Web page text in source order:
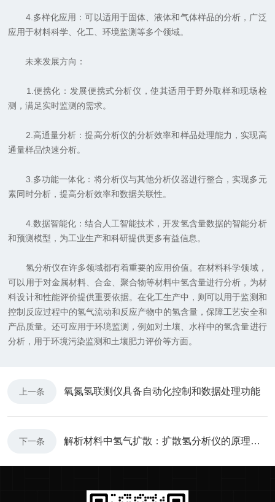
4.多样化应用：可以适用于固体、液体和气体样品的分析，广泛
应用于材料科学、化工、环境监测等多个领域。
未来发展方向：
1.便携化：发展便携式分析仪，使其适用于野外取样和现场检
测，满足实时监测的需求。
2.高通量分析：提高分析仪的分析效率和样品处理能力，实现高
通量样品快速分析。
3.多功能一体化：将分析仪与其他分析仪器进行整合，实现多元
素同时分析，提高分析效率和数据关联性。
4.数据智能化：结合人工智能技术，开发氢含量数据的智能分析
和预测模型，为工业生产和科研提供更多有益信息。
氢分析仪在许多领域都有着重要的应用价值。在材料科学领域，
可以用于对金属材料、合金、聚合物等材料中氢含量进行分析，为材
料设计和性能评价提供重要依据。在化工生产中，则可以用于监测和
控制反应过程中的氢气流动和反应产物中的氢含量，保障工艺安全和
产品质量。还可应用于环境监测，例如对土壤、水样中的氢含量进行
分析，用于环境污染监测和土壤肥力评价等方面。
上一条 氧氮氢联测仪具备自动化控制和数据处理功能
下一条 解析材料中氢气扩散：扩散氢分析仪的原理与应用